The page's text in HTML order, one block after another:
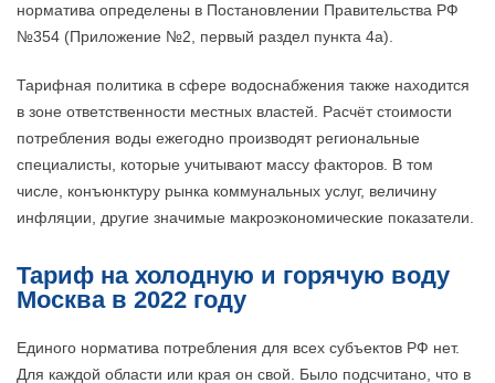
норматива определены в Постановлении Правительства РФ
№354 (Приложение №2, первый раздел пункта 4a).
Тарифная политика в сфере водоснабжения также находится
в зоне ответственности местных властей. Расчёт стоимости
потребления воды ежегодно производят региональные
специалисты, которые учитывают массу факторов. В том
числе, конъюнктуру рынка коммунальных услуг, величину
инфляции, другие значимые макроэкономические показатели.
Тариф на холодную и горячую воду
Москва в 2022 году
Единого норматива потребления для всех субъектов РФ нет.
Для каждой области или края он свой. Было подсчитано, что в